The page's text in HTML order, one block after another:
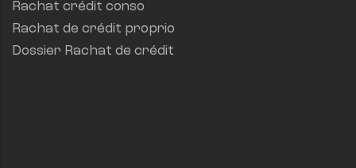
Rachat crédit conso
Rachat de crédit proprio
Dossier Rachat de crédit